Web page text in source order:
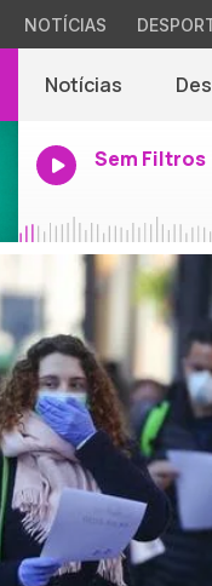
NOTÍCIAS
Notícias
Sem Filtros